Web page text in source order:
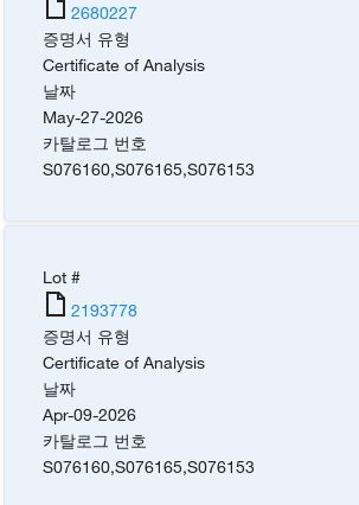
2680227
증명서 유형
Certificate of Analysis
날짜
May-27-2026
카탈로그 번호
S076160,S076165,S076153
Lot #
2193778
증명서 유형
Certificate of Analysis
날짜
Apr-09-2026
카탈로그 번호
S076160,S076165,S076153